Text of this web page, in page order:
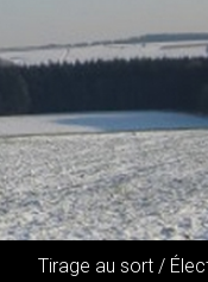
Tirage au sort /